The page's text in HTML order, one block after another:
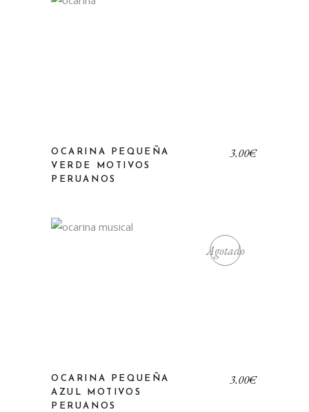
OCARINA PEQUEÑA
VERDE MOTIVOS
PERUANOS
3,00€
Agotado
OCARINA PEQUEÑA
AZUL MOTIVOS
PERUANOS
3,00€